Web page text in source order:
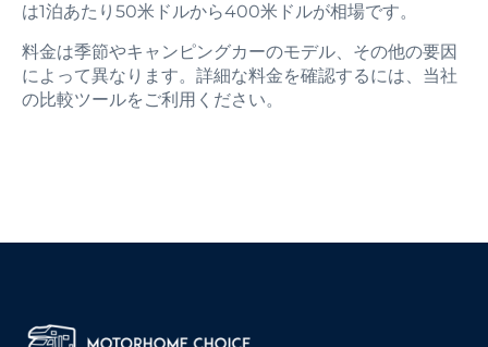
は1泊あたり50米ドルから400米ドルが相場です。
料金は季節やキャンピングカーのモデル、その他の要因
によって異なります。詳細な料金を確認するには、当社
の比較ツールをご利用ください。